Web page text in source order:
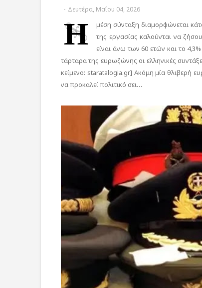
- Δευτέρα, Μαΐου 04, 2026
Η
μέση σύνταξη διαμορφώνεται
της εργασίας καλούνται να
είναι άνω των 60 ετών και το
τάρταρα της ευρωζώνης οι ελληνικές
κείμενο: staratalogia.gr] Ακόμη μία θλιβερή
να προκαλεί πολιτικό σει…